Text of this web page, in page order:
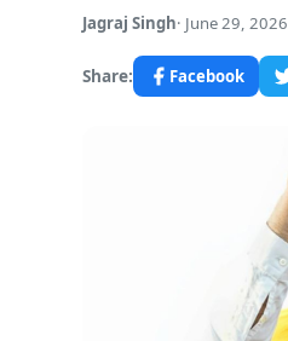
Jagraj Singh June 29, 2026
Share: Facebook